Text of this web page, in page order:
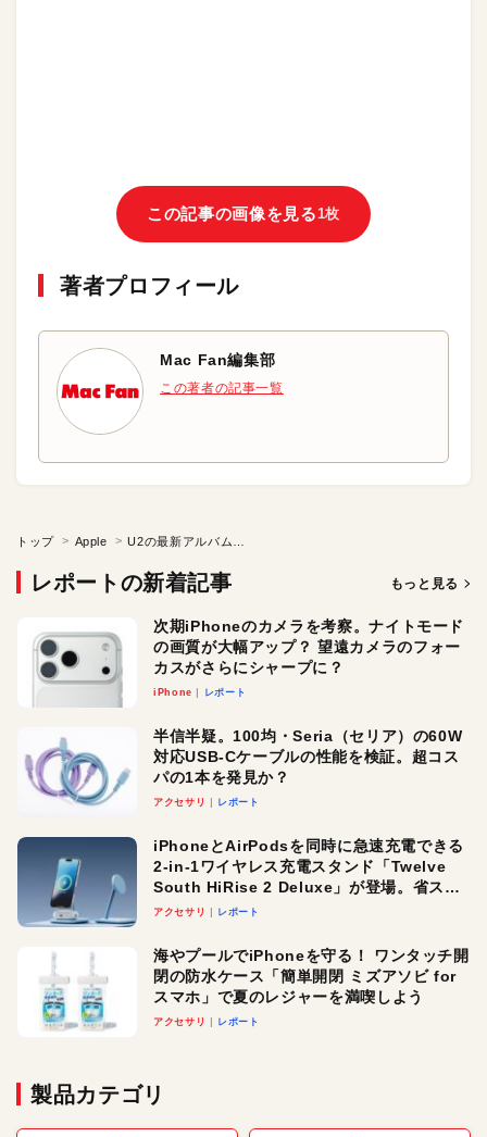
この記事の画像を見る1枚
著者プロフィール
Mac Fan編集部
この著者の記事一覧
トップ Apple
レポートの新着記事 もっと見る
次期iPhoneのカメラを考察。ナイトモード
の画質が大幅アップ？ 望遠カメラのフォー
カスがさらにシャープに？
iPhone レポート
半信半疑。100均・Seria（セリア）の60W
対応USB-Cケーブルの性能を検証。超コス
パの1本を発見か？
アクセサリ レポート
iPhoneとAirPodsを同時に急速充電できる
2-in-1ワイヤレス充電スタンド「Twelve
South HiRise 2 Deluxe」が登場。省スペ
ースでおしゃれに充電したい人にオスス
アクセサリ レポート
海やプールでiPhoneを守る！ ワンタッチ開
閉の防水ケース「簡単開閉 ミズアソビ for
スマホ」で夏のレジャーを満喫しよう
アクセサリ レポート
製品カテゴリ